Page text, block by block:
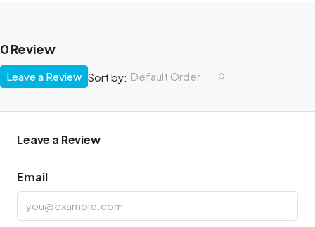
0 Review
Sort by: Default Order
Leave a Review
Leave a Review
Email